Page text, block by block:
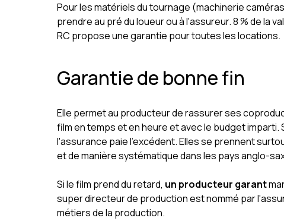
Pour les matériels du tournage (machinerie
prendre au pré du loueur ou à l'assureur. 8 % de la
RC propose une garantie pour toutes les locations.
Garantie de bonne fin
Elle permet au producteur de rassurer ses
film en temps et en heure et avec le budget imparti.
l'assurance paie l'excédent. Elles se prennent
et de manière systématique dans les pays anglo-
Si le film prend du retard, un producteur garant
super directeur de production est nommé par
métiers de la production.